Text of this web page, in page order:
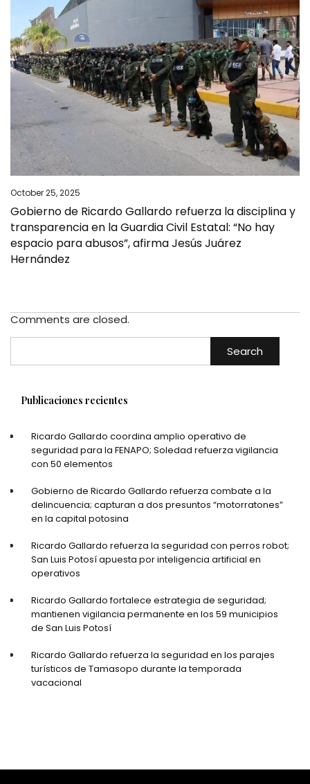
October 25, 2025
Gobierno de Ricardo Gallardo refuerza la disciplina y
transparencia en la Guardia Civil Estatal: “No hay
espacio para abusos”, afirma Jesús Juárez
Hernández
Comments are closed.
Search
Publicaciones recientes
Ricardo Gallardo coordina amplio operativo de
seguridad para la FENAPO; Soledad refuerza vigilancia
con 50 elementos
Gobierno de Ricardo Gallardo refuerza combate a la
delincuencia; capturan a dos presuntos “motorratones”
en la capital potosina
Ricardo Gallardo refuerza la seguridad con perros robot;
San Luis Potosí apuesta por inteligencia artificial en
operativos
Ricardo Gallardo fortalece estrategia de seguridad;
mantienen vigilancia permanente en los 59 municipios
de San Luis Potosí
Ricardo Gallardo refuerza la seguridad en los parajes
turísticos de Tamasopo durante la temporada
vacacional